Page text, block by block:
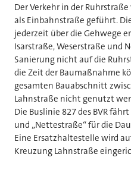
Der Verkehr in der
als Einbahnstraße geführt.
jederzeit über die Gehwege
Isarstraße, Weserstraße und
Sanierung nicht auf die
die Zeit der Baumaßnahme
gesamten Bauabschnitt
Lahnstraße nicht genutzt
Die Buslinie 827 des BVR
und „Nettestraße“ für die
Eine Ersatzhaltestelle wird
Kreuzung Lahnstraße